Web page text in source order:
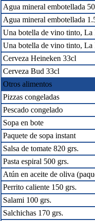
Agua mineral embotellada
Agua mineral embotellada
Una botella de vino tinto, La
Una botella de vino tinto, La
Cerveza Heineken 33cl
Cerveza Bud 33cl
Otros alimentos
Pizzas congeladas
Pescado congelado
Sopa en bote
Paquete de sopa instant
Salsa de tomate 820 grs.
Pasta espiral 500 grs.
Atún en aceite de oliva
Perrito caliente 150 grs.
Salami 100 grs.
Salchichas 170 grs.